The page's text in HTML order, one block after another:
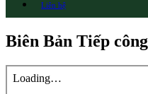
Liên hệ
Biên Bản Tiếp